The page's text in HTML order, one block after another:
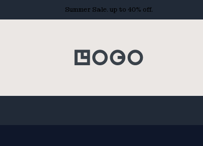
Summer Sale. up to 40% off.